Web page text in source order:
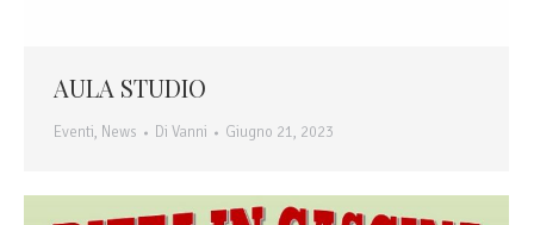
AULA STUDIO
Eventi, News Di Vanni Giugno 21, 2023